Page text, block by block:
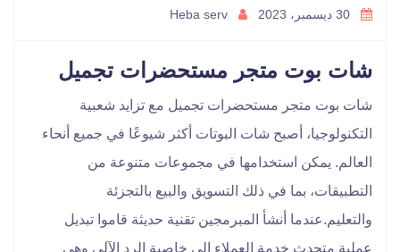
30 ديسمبر، 2023
شات بوت متجر مستحضرات تجميل
شات بوت متجر مستحضرات تجميل مع تزايد شعبية
التكنولوجيا، أصبح شات البوتات أكثر شيوعًا في جميع أنحاء
العالم. يمكن استخدامها في مجموعات متنوعة من
التطبيقات، بما في ذلك التسويق والبيع بالتجزئة
والتعليم.عندما أنشأ المبرمجين تقنية حديثة قاموا تبديل
عملية متحدث خدمة العملاء الي خاصية الرد الآلي وهي